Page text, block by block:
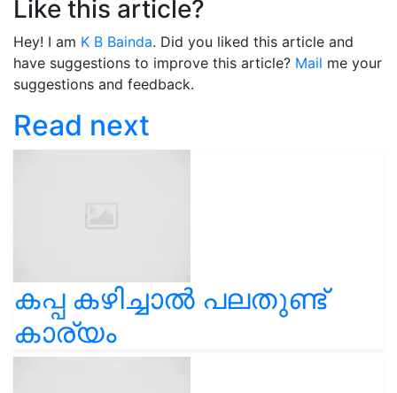
Hey! I am K B Bainda . Did you liked this article and
have suggestions to improve this article? Mail
me your
suggestions and feedback.
Read next
കാര്യം